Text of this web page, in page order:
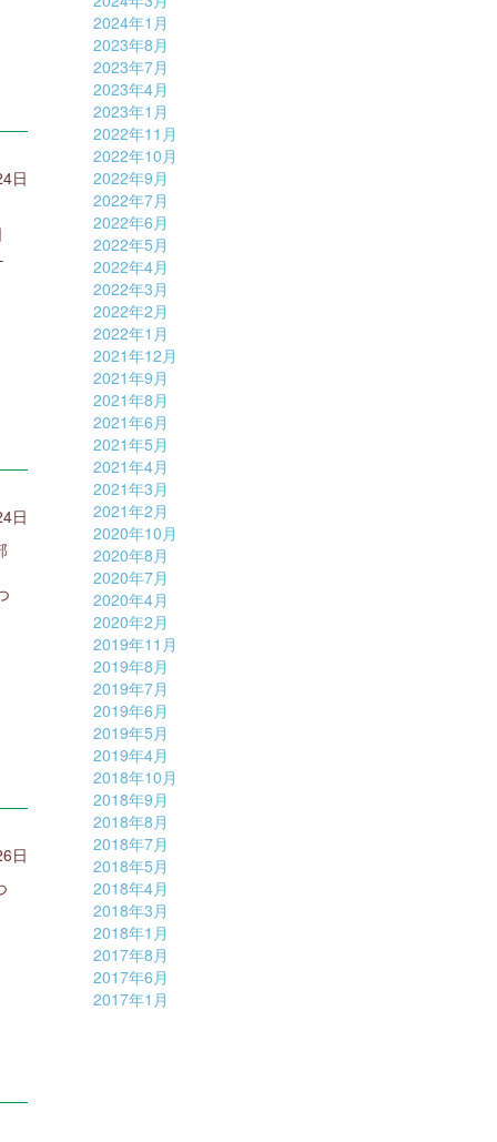
日
日
日
2024年1月
2023年8月
2023年7月
2023年4月
2023年1月
2022年11月
2022年10月
2022年9月
2022年7月
2022年6月
2022年5月
2022年4月
2022年3月
2022年2月
2022年1月
2021年12月
2021年9月
2021年8月
2021年6月
2021年5月
2021年4月
2021年3月
2021年2月
2020年10月
2020年8月
2020年7月
2020年4月
2020年2月
2019年11月
2019年8月
2019年7月
2019年6月
2019年5月
2019年4月
2018年10月
2018年9月
2018年8月
2018年7月
2018年5月
2018年4月
2018年3月
2018年1月
2017年8月
2017年6月
2017年1月